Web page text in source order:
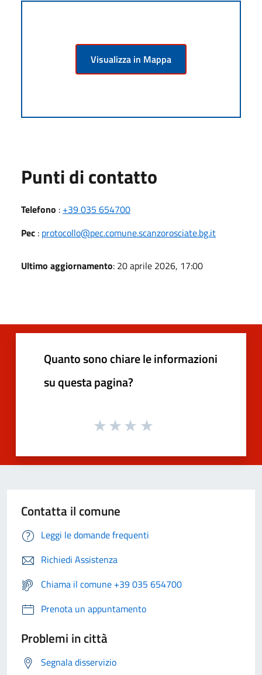
Visualizza in Mappa
Punti di contatto
Telefono : +39 035 654700
Pec : protocollo@pec.comune.scanzorosciate.bg.it
Ultimo aggiornamento: 20 aprile 2026, 17:00
Quanto sono chiare le informazioni
su questa pagina?
Contatta il comune
Leggi le domande frequenti
Richiedi Assistenza
Chiama il comune +39 035 654700
Prenota un appuntamento
Problemi in città
Segnala disservizio